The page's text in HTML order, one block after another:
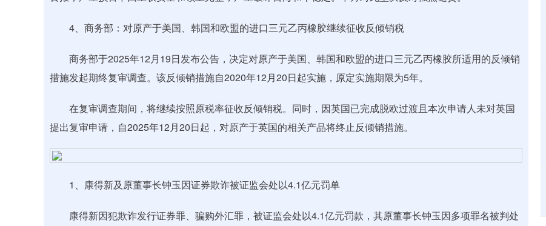
4、商务部：对原产于美国、韩国和欧盟的进口三元乙丙橡胶继续征收反倾销税
商务部于2025年12月19日发布公告，决定对原产于美国、韩国和欧盟的进口三元乙丙橡胶所适用的反倾销
措施发起期终复审调查。该反倾销措施自2020年12月20日起实施，原定实施期限为5年。
在复审调查期间，将继续按照原税率征收反倾销税。同时，因英国已完成脱欧过渡且本次申请人未对英国
提出复审申请，自2025年12月20日起，对原产于英国的相关产品将终止反倾销措施。
1、康得新及原董事长钟玉因证券欺诈被证监会处以4.1亿元罚单
康得新因犯欺诈发行证券罪、骗购外汇罪，被证监会处以4.1亿元罚款，其原董事长钟玉因多项罪名被判处